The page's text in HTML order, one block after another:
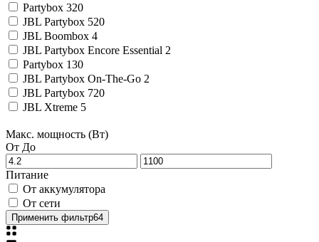
Partybox 320
JBL Partybox 520
JBL Boombox 4
JBL Partybox Encore Essential 2
Partybox 130
JBL Partybox On-The-Go 2
JBL Partybox 720
JBL Xtreme 5
Макс. мощность (Вт)
От До
Питание
От аккумулятора
От сети
Применить фильтр64